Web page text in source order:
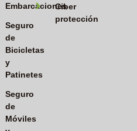
Embarcaciones
Seguro
de
Bicicletas
y
Patinetes
Seguro
de
Móviles
Ciber
protección